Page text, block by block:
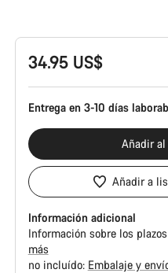
producto
34.95 US$
Entrega en 3-10 días
Añadir
Añadir a
Información adicional
Información sobre los
más
no incluído: Embalaje y